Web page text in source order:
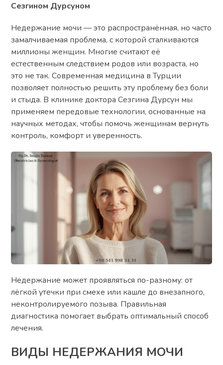
Сезгином Дурсуном
Недержание мочи — это распространённая, но часто
замалчиваемая проблема, с которой сталкиваются
миллионы женщин. Многие считают её
естественным следствием родов или возраста, но
это не так. Современная медицина в Турции
позволяет полностью решить эту проблему без боли
и стыда. В клинике доктора Сезгина Дурсун мы
применяем передовые технологии, основанные на
научных методах, чтобы помочь женщинам вернуть
контроль, комфорт и уверенность.
Недержание может проявляться по-разному: от
лёгкой утечки при смехе или кашле до внезапного,
неконтролируемого позыва. Правильная
диагностика помогает выбрать оптимальный способ
лечения.
ВИДЫ НЕДЕРЖАНИЯ МОЧИ